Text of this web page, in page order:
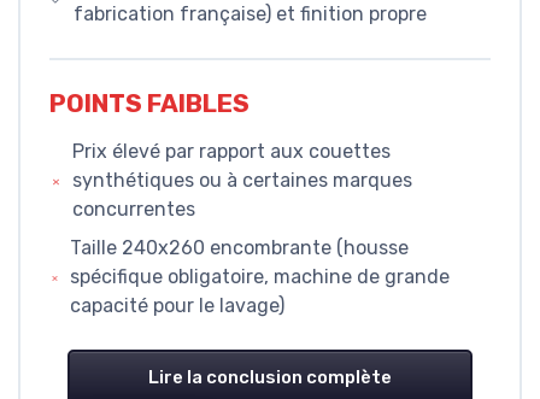
fabrication française) et finition propre
POINTS FAIBLES
Prix élevé par rapport aux couettes
synthétiques ou à certaines marques
concurrentes
Taille 240x260 encombrante (housse
spécifique obligatoire, machine de grande
capacité pour le lavage)
Lire la conclusion complète